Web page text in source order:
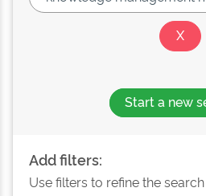
Start a new
Add filters:
Use filters to refine the